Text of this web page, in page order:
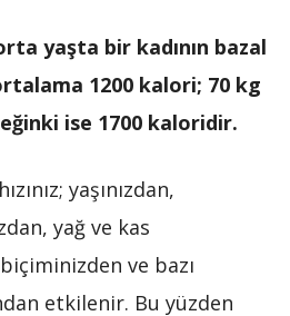
yaşta bir kadının bazal
1200 kalori; 70 kg
ise 1700 kaloridir.
yaşınızdan,
yağ ve kas
ve bazı
etkilenir. Bu yüzden